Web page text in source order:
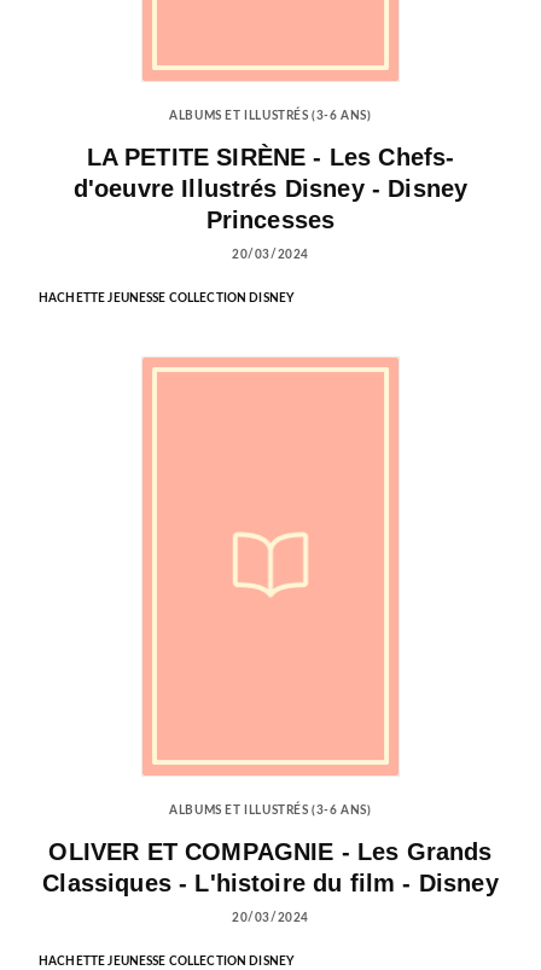
ALBUMS ET ILLUSTRÉS (3-6 ANS)
LA PETITE SIRÈNE - Les Chefs-
d'oeuvre Illustrés Disney - Disney
Princesses
20/03/2024
HACHETTE JEUNESSE COLLECTION DISNEY
ALBUMS ET ILLUSTRÉS (3-6 ANS)
OLIVER ET COMPAGNIE - Les Grands
Classiques - L'histoire du film - Disney
20/03/2024
HACHETTE JEUNESSE COLLECTION DISNEY